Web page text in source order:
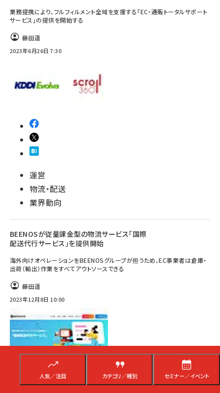
人気／注目 カテゴリ／種別 セミナー／イベント
業務提携により、フルフィルメント全域を支援する「EC・通販トータルサポート
サービス」の提供を開始する
藤田遥
2023年6月26日 7:30
運営
物流・配送
業界動向
BEENOSが従量課金型の物流サービス「国際
配送代行サービス」を提供開始
海外向けオペレーションをBEENOSグループが担うため、EC事業者は倉庫・
出荷（輸出）作業をすべてアウトソースできる
藤田遥
2023年12月8日 10:00